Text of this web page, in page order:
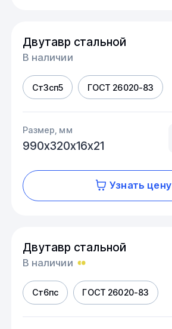
Двутавр стальной
В наличии
Ст3сп5 ГОСТ 26020-83
Размер, мм
990х320х16х21
Узнать цену
Двутавр стальной
В наличии
Ст6пс ГОСТ 26020-83